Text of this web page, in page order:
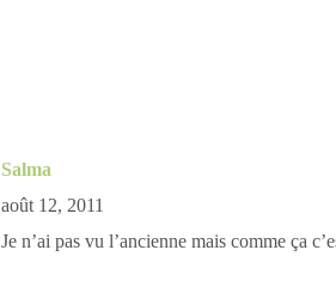
Salma
août 12, 2011
Je n’ai pas vu l’ancienne mais comme ça